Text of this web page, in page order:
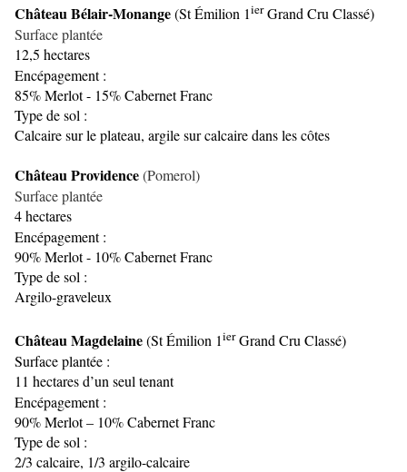
Château Bélair-Monange(St Émilion 1ierGrand Cru Classé)
Surface plantée
12,5 hectares
Encépagement :
85% Merlot - 15% Cabernet Franc
Type de sol :
Calcaire sur le plateau, argile sur calcaire dans les côtes
Château Providence(Pomerol)
Surface plantée
4 hectares
Encépagement :
90% Merlot - 10% Cabernet Franc
Type de sol :
Argilo-graveleux
Château Magdelaine(St Émilion 1ierGrand Cru Classé)
Surface plantée :
11 hectaresd’un seul tenant
Encépagement :
90% Merlot – 10% Cabernet Franc
Type de sol :
2/3 calcaire, 1/3 argilo-calcaire